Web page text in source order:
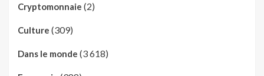
Cryptomonnaie (2)
Culture (309)
Dans le monde (3 618)